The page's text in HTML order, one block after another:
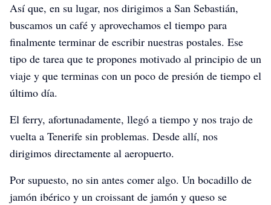
Así que, en su lugar, nos dirigimos a San Sebastián,
buscamos un café y aprovechamos el tiempo para
finalmente terminar de escribir nuestras postales. Ese
tipo de tarea que te propones motivado al principio de un
viaje y que terminas con un poco de presión de tiempo el
último día.
El ferry, afortunadamente, llegó a tiempo y nos trajo de
vuelta a Tenerife sin problemas. Desde allí, nos
dirigimos directamente al aeropuerto.
Por supuesto, no sin antes comer algo. Un bocadillo de
jamón ibérico y un croissant de jamón y queso se